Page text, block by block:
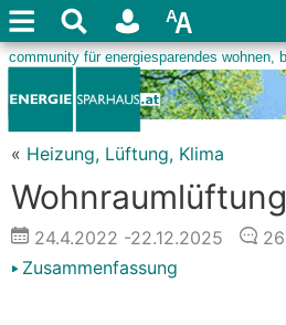
« Heizung, Lüftung, Klima
Wohnraumlüftung
24.4.2022 -22.12.2025 26
Zusammenfassung